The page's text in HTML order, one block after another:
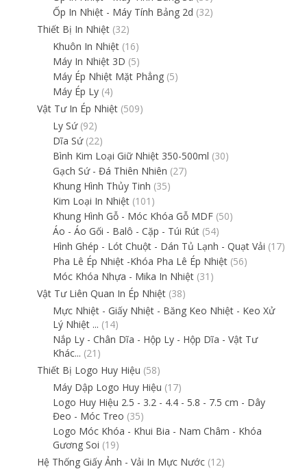
Ốp In Nhiệt - Máy Tính Bảng 2d (32)
Thiết Bị In Nhiệt (32)
Khuôn In Nhiệt (16)
Máy In Nhiệt 3D (5)
Máy Ép Nhiệt Mặt Phẳng (5)
Máy Ép Ly (4)
Vật Tư In Ép Nhiệt (509)
Ly Sứ (92)
Dĩa Sứ (22)
Bình Kim Loại Giữ Nhiệt 350-500ml (30)
Gạch Sứ - Đá Thiên Nhiên (27)
Khung Hình Thủy Tinh (35)
Kim Loại In Nhiệt (101)
Khung Hình Gỗ - Móc Khóa Gỗ MDF (50)
Áo - Áo Gối - Balô - Cặp - Túi Rút (54)
Hình Ghép - Lót Chuột - Dán Tủ Lạnh - Quạt Vải (17)
Pha Lê Ép Nhiệt -Khóa Pha Lê Ép Nhiệt (56)
Móc Khóa Nhựa - Mika In Nhiệt (31)
Vật Tư Liên Quan In Ép Nhiệt (38)
Mực Nhiệt - Giấy Nhiệt - Băng Keo Nhiệt - Keo Xử
Lý Nhiệt ... (14)
Nắp Ly - Chân Dĩa - Hộp Ly - Hộp Dĩa - Vật Tư
Khác... (21)
Thiết Bị Logo Huy Hiệu (58)
Máy Dập Logo Huy Hiệu (17)
Logo Huy Hiệu 2.5 - 3.2 - 4.4 - 5.8 - 7.5 cm - Dây
Đeo - Móc Treo (35)
Logo Móc Khóa - Khui Bia - Nam Châm - Khóa
Gương Soi (19)
Hệ Thống Giấy Ảnh - Vải In Mực Nước (12)